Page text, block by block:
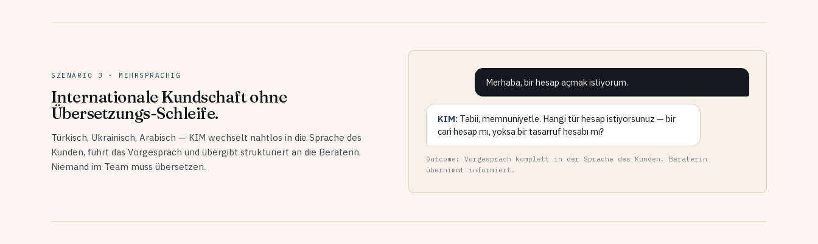
SZENARIO 3 · MEHRSPRACHIG
Internationale Kundschaft ohne
Übersetzungs-Schleife.
Türkisch, Ukrainisch, Arabisch — KIM wechselt nahtlos in die Sprache des
Kunden, führt das Vorgespräch und übergibt strukturiert an die Beraterin.
Niemand im Team muss übersetzen.
Merhaba, bir hesap açmak istiyorum.
KIM: Tabii, memnuniyetle. Hangi tür hesap istiyorsunuz — bir
cari hesap mı, yoksa bir tasarruf hesabı mı?
Outcome: Vorgespräch komplett in der Sprache des Kunden. Beraterin
übernimmt informiert.